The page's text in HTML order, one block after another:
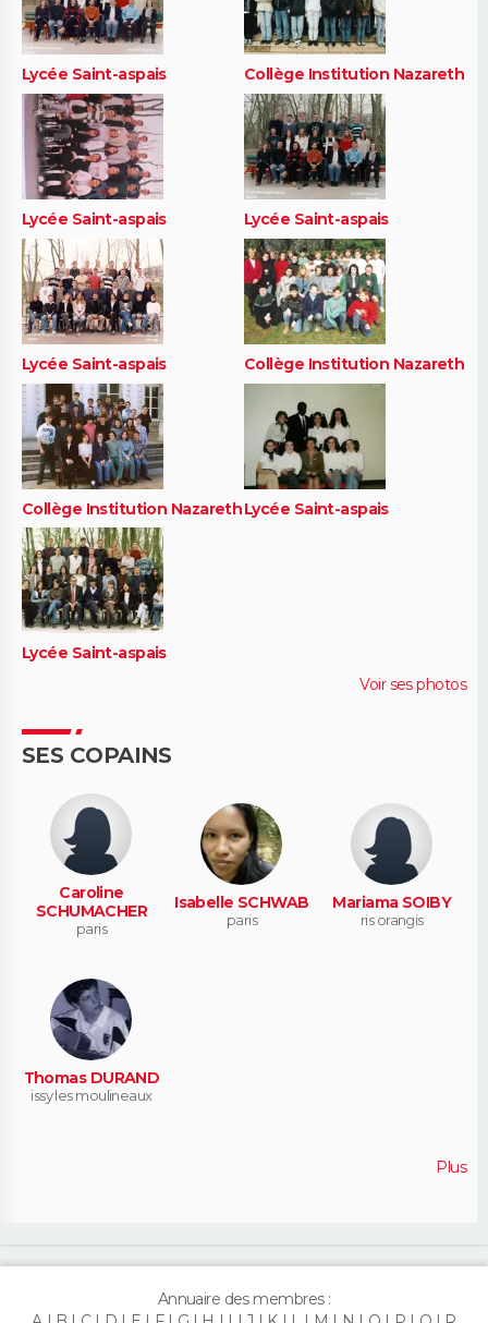
Lycée Saint-aspais Collège Institution Nazareth
Lycée Saint-aspais Lycée Saint-aspais
Lycée Saint-aspais Collège Institution Nazareth
Collège Institution NazarethLycée Saint-aspais
Lycée Saint-aspais
Voir ses photos
SES COPAINS
Caroline
SCHUMACHER
paris
Isabelle SCHWAB
paris
Mariama SOIBY
ris orangis
Thomas DURAND
issy les moulineaux
Plus
Annuaire des membres :